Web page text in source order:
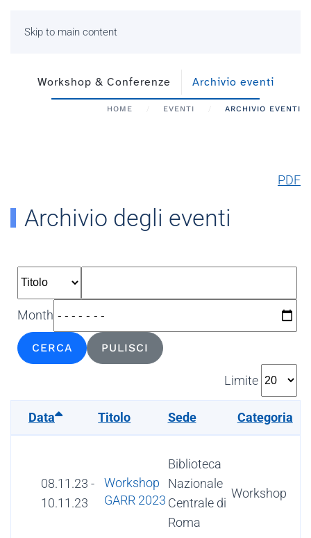
Skip to main content
Workshop & Conferenze Archivio eventi
HOME EVENTI ARCHIVIO EVENTI
PDF
Archivio degli eventi
Month
CERCA PULISCI
Limite
Data Titolo Sede Categoria
08.11.23 -
10.11.23
Workshop
GARR 2023
Biblioteca
Nazionale
Centrale di
Roma
Workshop